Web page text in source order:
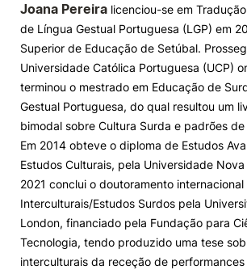
Joana Pereira licenciou-se em
de Língua Gestual Portuguesa (LGP) em
Superior de Educação de Setúbal.
Universidade Católica Portuguesa (UCP)
terminou o mestrado em Educação de
Gestual Portuguesa, do qual resultou um
bimodal sobre Cultura Surda e padrões
Em 2014 obteve o diploma de Estudos
Estudos Culturais, pela Universidade
2021 conclui o doutoramento internacional
Interculturais/Estudos Surdos pela
London, financiado pela Fundação para
Tecnologia, tendo produzido uma tese
interculturais da receção de performances